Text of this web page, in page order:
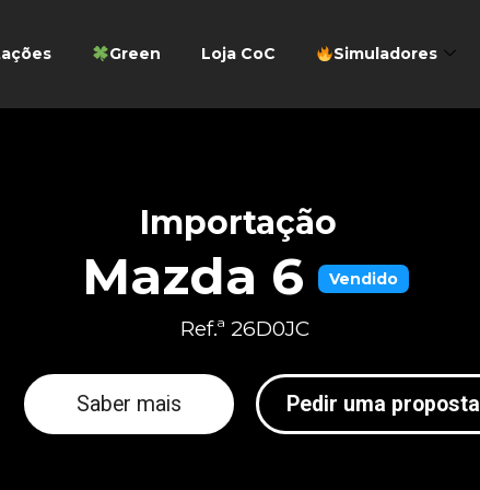
Green Loja CoC Simuladores
Importação
Mazda 6 Vendido
Ref.ª 26D0JC
Saber mais Pedir uma proposta